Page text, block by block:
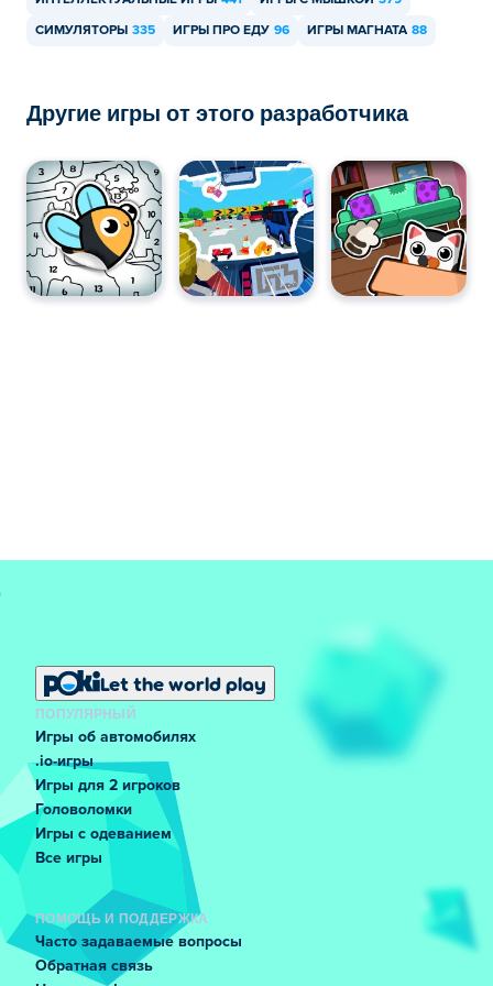
СИМУЛЯТОРЫ 335 ИГРЫ ПРО ЕДУ 96 ИГРЫ МАГНАТА 88
Другие игры от этого разработчика
Let the world play
ПОПУЛЯРНЫЙ
Игры об автомобилях
.io-игры
Игры для 2 игроков
Головоломки
Игры с одеванием
Все игры
ПОМОЩЬ И ПОДДЕРЖКА
Часто задаваемые вопросы
Обратная связь